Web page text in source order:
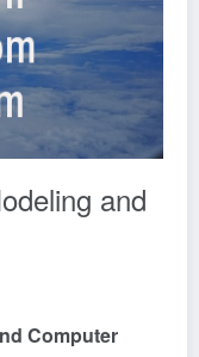
and
Computer